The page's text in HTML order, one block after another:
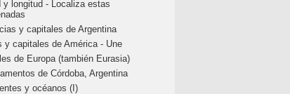
y longitud - Localiza estas
y capitales de Argentina
y capitales de América - Une
de Europa (también Eurasia)
de Córdoba, Argentina
y océanos (I)